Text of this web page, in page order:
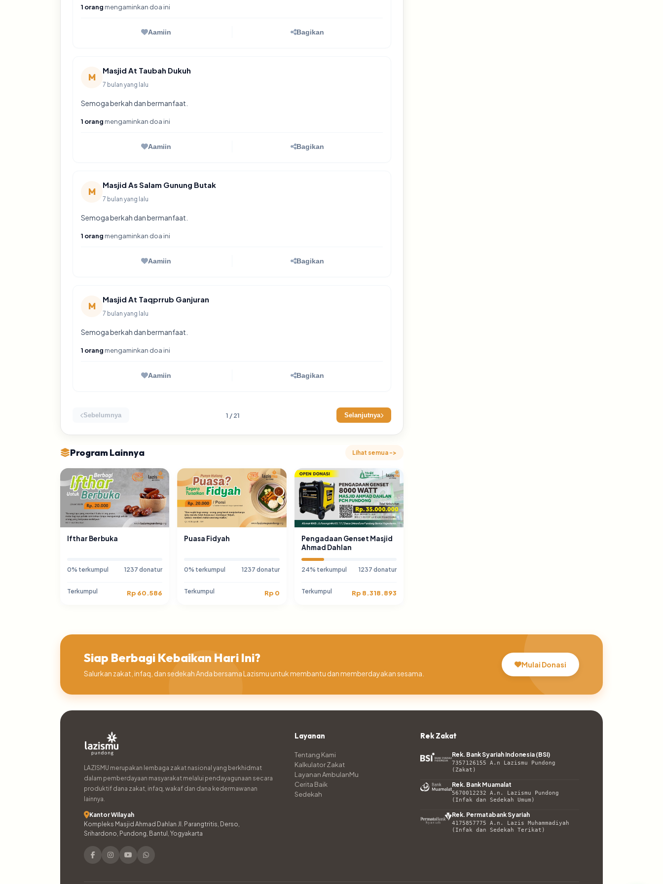
1 orang mengaminkan doa ini
Aamiin Bagikan
M
Masjid At Taubah Dukuh
7 bulan yang lalu
Semoga berkah dan bermanfaat.
1 orang mengaminkan doa ini
Aamiin Bagikan
M
Masjid As Salam Gunung Butak
7 bulan yang lalu
Semoga berkah dan bermanfaat.
1 orang mengaminkan doa ini
Aamiin Bagikan
M
Masjid At Taqprrub Ganjuran
7 bulan yang lalu
Semoga berkah dan bermanfaat.
1 orang mengaminkan doa ini
Aamiin Bagikan
Sebelumnya 1 / 21 Selanjutnya
Program Lainnya Lihat semua ->
Ifthar Berbuka
0% terkumpul 1237 donatur
Terkumpul Rp 60.586
Puasa Fidyah
0% terkumpul 1237 donatur
Terkumpul Rp 0
Pengadaan Genset Masjid
Ahmad Dahlan
24% terkumpul 1237 donatur
Terkumpul Rp 8.318.893
Siap Berbagi Kebaikan Hari Ini?
Salurkan zakat, infaq, dan sedekah Anda bersama Lazismu untuk membantu dan memberdayakan sesama.
Mulai Donasi
LAZISMU merupakan lembaga zakat nasional yang berkhidmat
dalam pemberdayaan masyarakat melalui pendayagunaan secara
produktif dana zakat, infaq, wakaf dan dana kedermawanan
lainnya.
Kantor Wilayah
Kompleks Masjid Ahmad Dahlan Jl. Parangtritis, Derso,
Srihardono, Pundong, Bantul, Yogyakarta
Layanan
Tentang Kami
Kalkulator Zakat
Layanan AmbulanMu
Cerita Baik
Sedekah
Rek Zakat
Rek. Bank Syariah Indonesia (BSI)
7357126155 A.n Lazismu Pundong
(Zakat)
Rek. Bank Muamalat
5670012232 A.n. Lazismu Pundong
(Infak dan Sedekah Umum)
Rek. Permatabank Syariah
4175857775 A.n. Lazis Muhammadiyah
(Infak dan Sedekah Terikat)